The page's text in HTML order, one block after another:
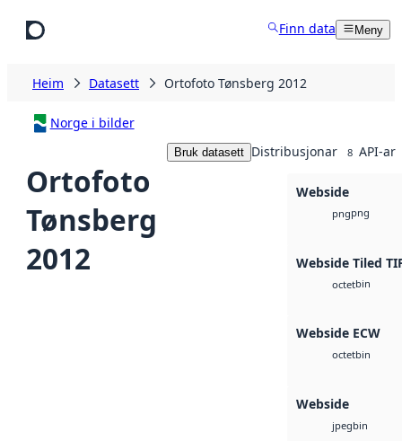
Finn data Meny
Heim Datasett Ortofoto Tønsberg 2012
Norge i bilder
Ortofoto
Tønsberg
2012
Bruk datasett Distribusjonar 8 API-ar
Webside
pngpng
Webside Tiled
octetbin
Webside ECW
octetbin
Webside
jpegbin